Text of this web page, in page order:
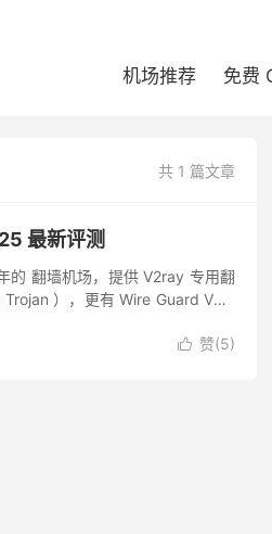
机场推荐 免费
共 1 篇文章
最新评测
的 翻墙机场，提供 V2ray 专用翻
），更有 Wire Guard VPN
 赞(5)